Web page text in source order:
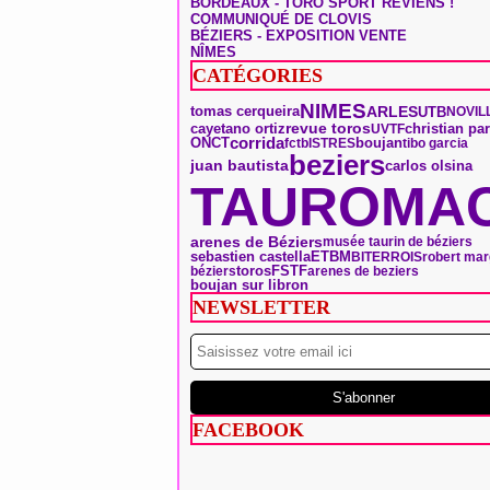
COMMUNIQUÉ DE CLOVIS
BÉZIERS - EXPOSITION VENTE
NÎMES
CATÉGORIES
tomas cerqueiraNIMESARLESUTB
cayetano ortizrevue torosUVTFchristian
ONCTcorridafctb ISTRESboujantibo garcia
juan bautistabezierscarlos olsina
arenes de Béziersmusée taurin de béziers
sebastien castellaETBMBITERROISrobert
bézierstorosFSTFarenes de beziers
boujan sur libron
NEWSLETTER
FACEBOOK